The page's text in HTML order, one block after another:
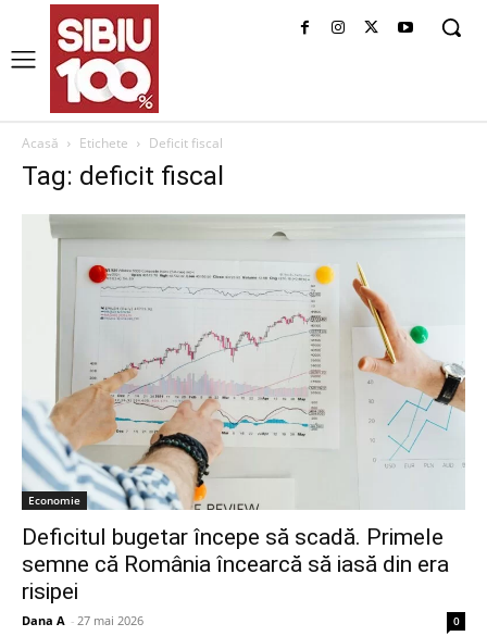
Acasă Etichete Deficit fiscal
Tag: deficit fiscal
Economie
Deficitul bugetar începe să scadă. Primele
semne că România încearcă să iasă din era
risipei
Dana A - 27 mai 2026 0